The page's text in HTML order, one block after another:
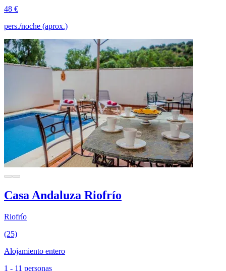
48 €
pers./noche (aprox.)
Casa Andaluza Riofrío
Riofrío
(25)
Alojamiento entero
1 - 11 personas